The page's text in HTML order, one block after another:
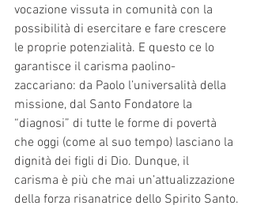
vocazione vissuta in comunità con la
possibilità di esercitare e fare crescere
le proprie potenzialità. E questo ce lo
garantisce il carisma paolino-
zaccariano: da Paolo l’universalità della
missione, dal Santo Fondatore la
“diagnosi” di tutte le forme di povertà
che oggi (come al suo tempo) lasciano la
dignità dei figli di Dio. Dunque, il
carisma è più che mai un’attualizzazione
della forza risanatrice dello Spirito Santo.